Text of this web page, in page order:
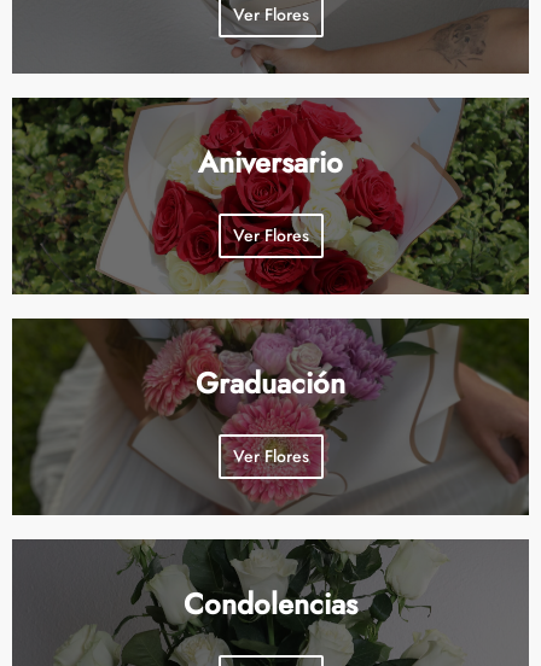
Ver Flores
Aniversario
Ver Flores
Graduación
Ver Flores
Condolencias